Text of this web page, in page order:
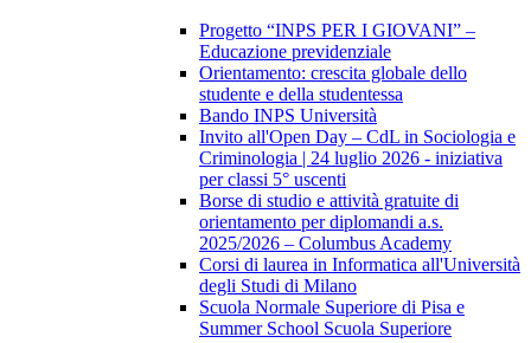
Progetto “INPS PER I GIOVANI” –
Educazione previdenziale
Orientamento: crescita globale dello
studente e della studentessa
Bando INPS Università
Invito all'Open Day – CdL in Sociologia e
Criminologia | 24 luglio 2026 - iniziativa
per classi 5° uscenti
Borse di studio e attività gratuite di
orientamento per diplomandi a.s.
2025/2026 – Columbus Academy
Corsi di laurea in Informatica all'Università
degli Studi di Milano
Scuola Normale Superiore di Pisa e
Summer School Scuola Superiore